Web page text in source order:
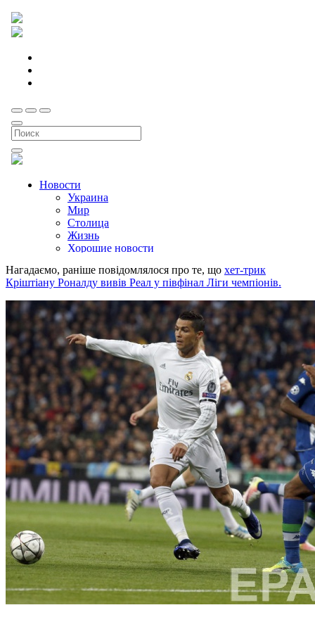
Нагадаємо, раніше повідомлялося про те, що хет-трик
Кріштіану Роналду вивів Реал у півфінал Ліги чемпіонів.